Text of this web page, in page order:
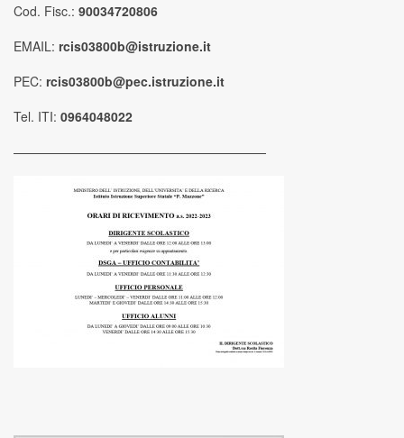
Cod. Fisc.: 90034720806
EMAIL: rcis03800b@istruzione.it
PEC: rcis03800b@pec.istruzione.it
Tel. ITI: 0964048022
————————————————————